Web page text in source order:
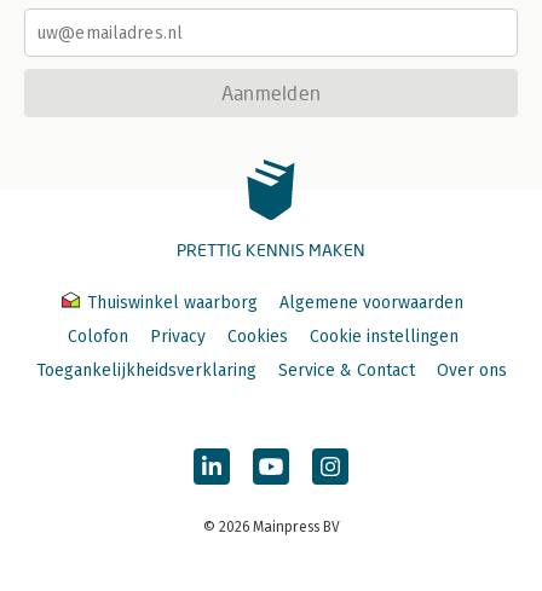
Aanmelden
PRETTIG KENNIS MAKEN
Thuiswinkel waarborg
Algemene voorwaarden
Colofon
Privacy Cookies
Cookie instellingen
Toegankelijkheidsverklaring
Service & Contact Over ons
© 2026 Mainpress BV